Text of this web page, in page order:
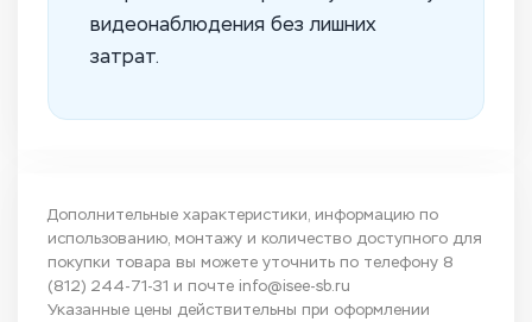
видеонаблюдения без лишних
затрат.
Дополнительные характеристики, информацию по
использованию, монтажу и количество доступного для
покупки товара вы можете уточнить по телефону 8
(812) 244-71-31 и почте info@isee-sb.ru
Указанные цены действительны при оформлении